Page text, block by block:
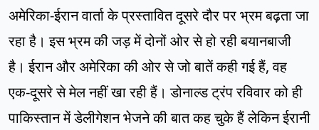
अमेरिका-ईरान वार्ता के प्रस्तावित दूसरे दौर पर भ्रम बढ़ता जा
रहा है। इस भ्रम की जड़ में दोनों ओर से हो रही बयानबाजी
है। ईरान और अमेरिका की ओर से जो बातें कही गई हैं, वह
एक-दूसरे से मेल नहीं खा रही हैं। डोनाल्ड ट्रंप रविवार को ही
पाकिस्तान में डेलीगेशन भेजने की बात कह चुके हैं लेकिन ईरानी